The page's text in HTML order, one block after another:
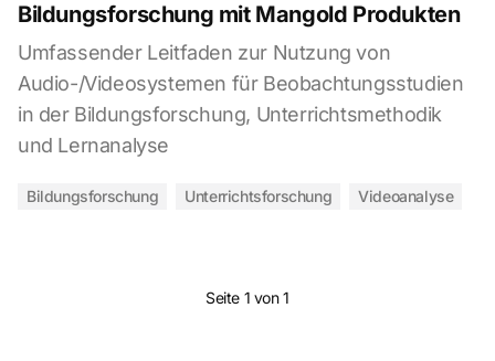
Bildungsforschung mit Mangold Produkten
Umfassender Leitfaden zur Nutzung von
Audio-/Videosystemen für Beobachtungsstudien
in der Bildungsforschung, Unterrichtsmethodik
und Lernanalyse
Bildungsforschung Unterrichtsforschung Videoanalyse
Seite 1 von 1